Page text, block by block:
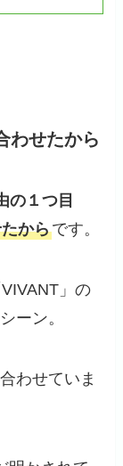
わせたから
の１つ目
からです。
」の
ーン。
わせていま